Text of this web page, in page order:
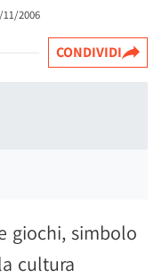
11/2006
CONDIVIDI
giochi, simbolo
cultura